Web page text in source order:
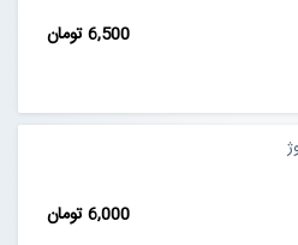
6,500 تومان
6,000 تومان